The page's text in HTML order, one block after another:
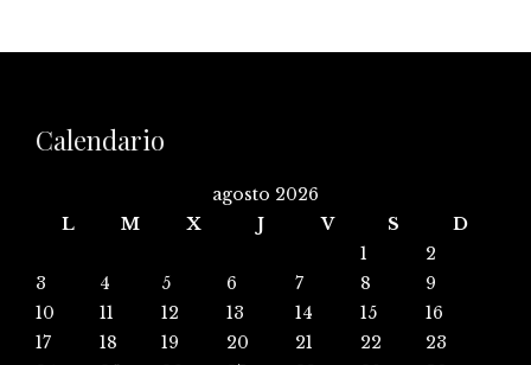
Calendario
agosto 2026
L
M X J V S
D
1
2
3
4 5 6 7 8
9
10
11 12 13 14 15
16
17
18 19 20 21 22
23